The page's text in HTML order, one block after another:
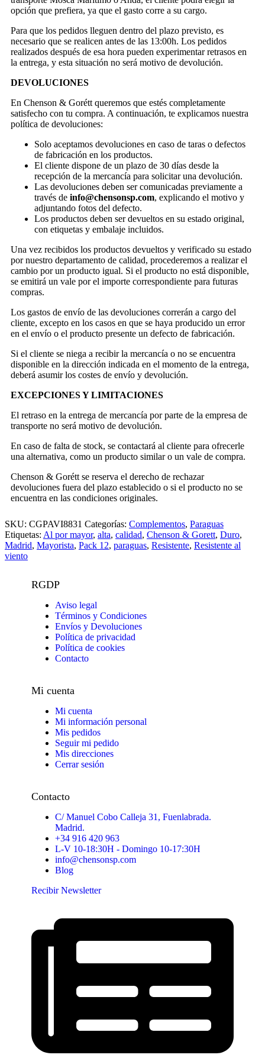
opción que prefiera, ya que el gasto corre a su cargo.
Para que los pedidos lleguen dentro del plazo previsto, es
necesario que se realicen antes de las 13:00h. Los pedidos
realizados después de esa hora pueden experimentar retrasos en
la entrega, y esta situación no será motivo de devolución.
DEVOLUCIONES
En Chenson & Gorétt queremos que estés completamente
satisfecho con tu compra. A continuación, te explicamos nuestra
política de devoluciones:
Solo aceptamos devoluciones en caso de taras o defectos
de fabricación en los productos.
El cliente dispone de un plazo de 30 días desde la
recepción de la mercancía para solicitar una devolución.
Las devoluciones deben ser comunicadas previamente a
través de info@chensonsp.com, explicando el motivo y
adjuntando fotos del defecto.
Los productos deben ser devueltos en su estado original,
con etiquetas y embalaje incluidos.
Una vez recibidos los productos devueltos y verificado su estado
por nuestro departamento de calidad, procederemos a realizar el
cambio por un producto igual. Si el producto no está disponible,
se emitirá un vale por el importe correspondiente para futuras
compras.
Los gastos de envío de las devoluciones correrán a cargo del
cliente, excepto en los casos en que se haya producido un error
en el envío o el producto presente un defecto de fabricación.
Si el cliente se niega a recibir la mercancía o no se encuentra
disponible en la dirección indicada en el momento de la entrega,
deberá asumir los costes de envío y devolución.
EXCEPCIONES Y LIMITACIONES
El retraso en la entrega de mercancía por parte de la empresa de
transporte no será motivo de devolución.
En caso de falta de stock, se contactará al cliente para ofrecerle
una alternativa, como un producto similar o un vale de compra.
Chenson & Gorétt se reserva el derecho de rechazar
devoluciones fuera del plazo establecido o si el producto no se
encuentra en las condiciones originales.
SKU: CGPAVI8831 Categorías: Complementos, Paraguas
Etiquetas: Al por mayor, alta, calidad, Chenson & Gorett, Duro,
Madrid, Mayorista, Pack 12, paraguas, Resistente, Resistente al
viento
RGDP
Aviso legal
Términos y Condiciones
Envíos y Devoluciones
Política de privacidad
Política de cookies
Contacto
Mi cuenta
Mi cuenta
Mi información personal
Mis pedidos
Seguir mi pedido
Mis direcciones
Cerrar sesión
Contacto
C/ Manuel Cobo Calleja 31, Fuenlabrada.
Madrid.
+34 916 420 963
L-V 10-18:30H - Domingo 10-17:30H
info@chensonsp.com
Blog
Recibir Newsletter